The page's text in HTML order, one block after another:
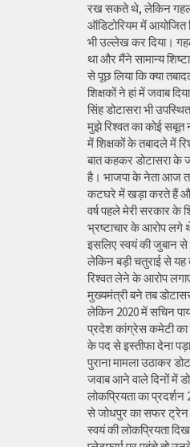
रख सकते थे, लेकिन
ऑडिटोरियम में आयोजित
भी उल्लेख कर दिया।
था और मैंने सामान्य
से पूछ लिया कि क्या
शिक्षकों ने हां में जवाब
सिंह डोटासरा भी
मुझे रिश्वत का कोई सबूत
में शिक्षकों के तबादले में
बात कहकर डोटासरा के
है। भाजपा के नेता आज
कटघरे में खड़ा करते हैं और
वर्ष पहले मेरी सरकार के
भ्रष्टाचार के आरोप लगे
इसलिए स्वयं की जुबान से
लेकिन बड़ी चतुराई से यह
रिश्वत लेने के आरोप
मुख्यमंत्री बने तब
लेकिन 2020 में सचिन
प्रदेश कांग्रेस कमेटी का
के पद से इस्तीफा देना
पुराना मामला उठाकर
जवाब आने वाले दिनों में
लोकप्रियता का
से जोधपुर का सफर
स्वयं की लोकप्रियता